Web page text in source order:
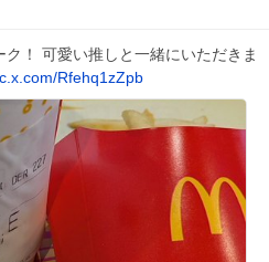
！ 可愛い推しと一緒にいただきま
Rfehq1zZpb